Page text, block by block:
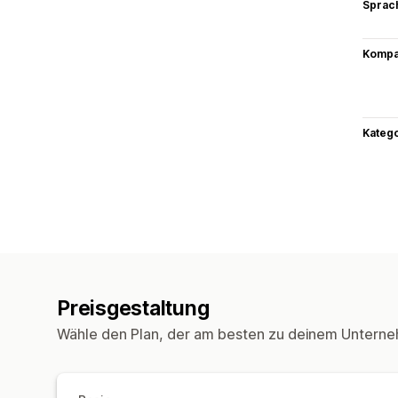
Preisgestaltung
Wähle den Plan, der am besten zu deinem